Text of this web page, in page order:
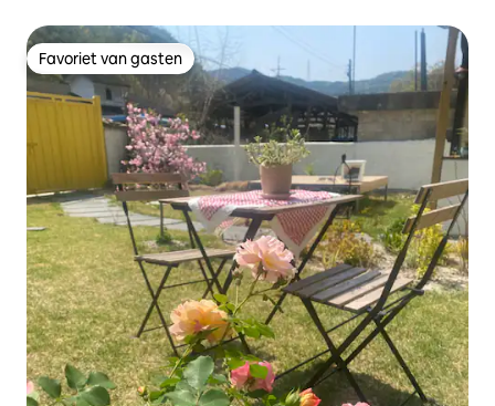
Favoriet van gasten
Favoriet van gasten